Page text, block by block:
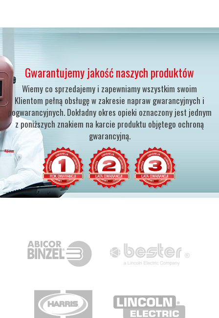
Gwarantujemy jakość naszych produktów
Wiemy co sprzedajemy i zapewniamy wszystkim swoim
Klientom pełną obsługę w zakresie napraw gwarancyjnych i
pogwarancyjnych.Dokładny okres opieki oznaczony jest jednym
z poniższych znakiem na karcie produktu objętego ochroną
gwarancyjną.